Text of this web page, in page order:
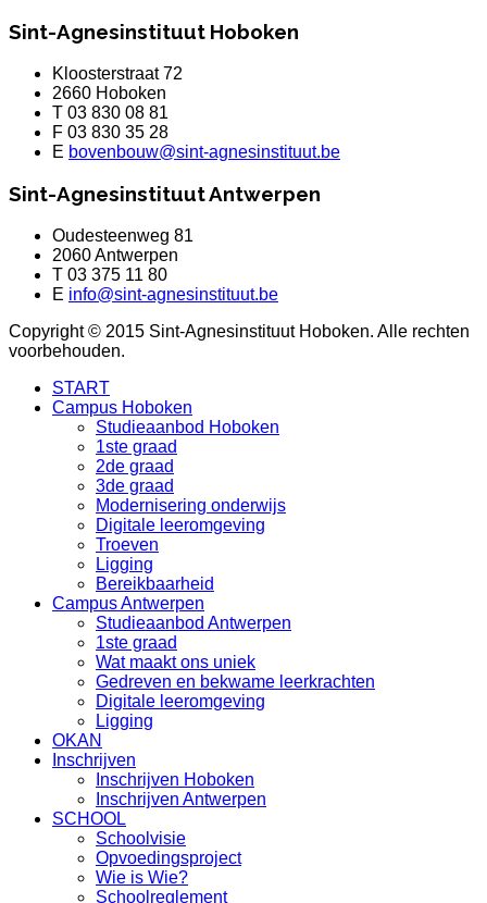
Sint-Agnesinstituut Hoboken
Kloosterstraat 72
2660 Hoboken
T 03 830 08 81
F 03 830 35 28
E bovenbouw@sint-agnesinstituut.be
Sint-Agnesinstituut Antwerpen
Oudesteenweg 81
2060 Antwerpen
T 03 375 11 80
E info@sint-agnesinstituut.be
Copyright © 2015 Sint-Agnesinstituut Hoboken. Alle rechten
voorbehouden.
START
Campus Hoboken
Studieaanbod Hoboken
1ste graad
2de graad
3de graad
Modernisering onderwijs
Digitale leeromgeving
Troeven
Ligging
Bereikbaarheid
Campus Antwerpen
Studieaanbod Antwerpen
1ste graad
Wat maakt ons uniek
Gedreven en bekwame leerkrachten
Digitale leeromgeving
Ligging
OKAN
Inschrijven
Inschrijven Hoboken
Inschrijven Antwerpen
SCHOOL
Schoolvisie
Opvoedingsproject
Wie is Wie?
Schoolreglement